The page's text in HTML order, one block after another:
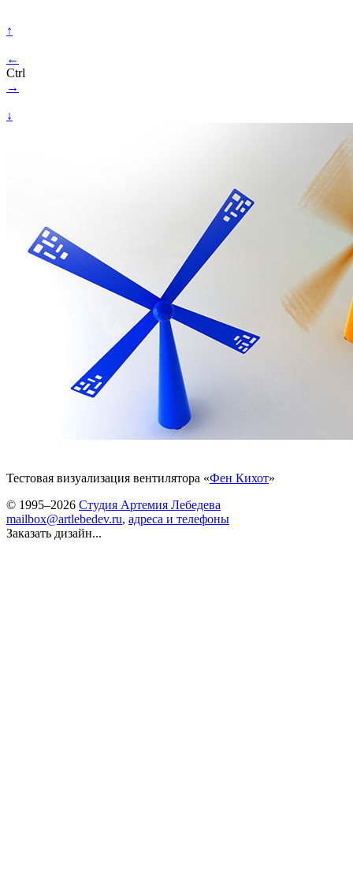
↑
←
Ctrl
→
↓
Тестовая визуализация вентилятора «Фен Кихот»
© 1995–2026 Студия Артемия Лебедева
mailbox@artlebedev.ru, адреса и телефоны
Заказать дизайн...